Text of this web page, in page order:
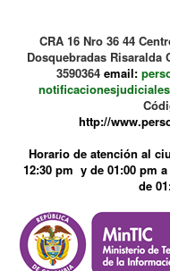
*Campo requerido
Nombre*
Correo electrónico*
Mensaje
CRA 16 Nro 36 44
Dosquebradas Risaralda
3590364 email:
http://
Horario de atención al
12:30 pm y de 01:00 pm
de